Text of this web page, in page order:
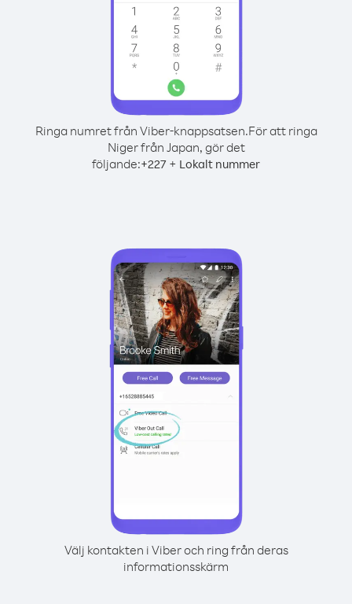
Ringa numret från Viber-knappsatsen.För att ringa
Niger från Japan, gör det
följande:+227 + Lokalt nummer
Välj kontakten i Viber och ring från deras
informationsskärm